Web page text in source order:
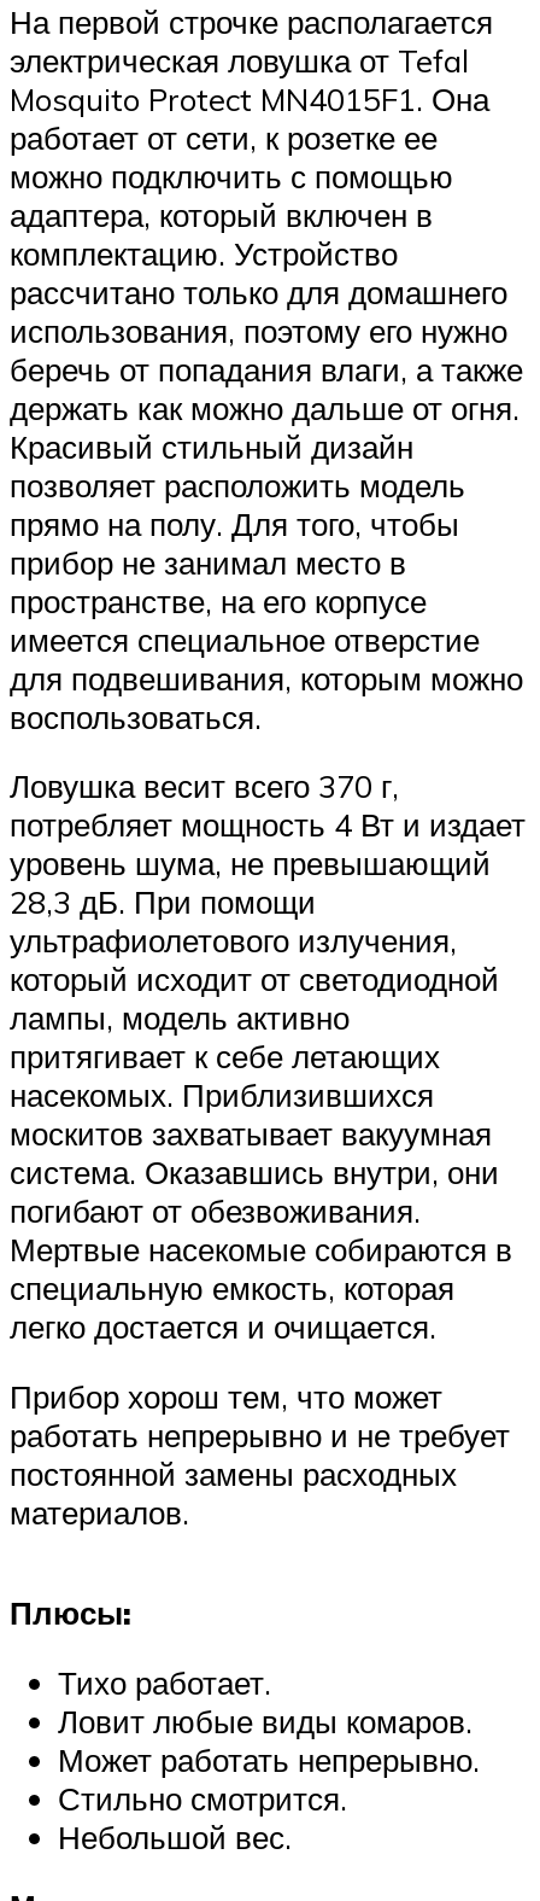
На первой строчке располагается
электрическая ловушка от Tefal
Mosquito Protect MN4015F1. Она
работает от сети, к розетке ее
можно подключить с помощью
адаптера, который включен в
комплектацию. Устройство
рассчитано только для домашнего
использования, поэтому его нужно
беречь от попадания влаги, а также
держать как можно дальше от огня.
Красивый стильный дизайн
позволяет расположить модель
прямо на полу. Для того, чтобы
прибор не занимал место в
пространстве, на его корпусе
имеется специальное отверстие
для подвешивания, которым можно
воспользоваться.
Ловушка весит всего 370 г,
потребляет мощность 4 Вт и издает
уровень шума, не превышающий
28,3 дБ. При помощи
ультрафиолетового излучения,
который исходит от светодиодной
лампы, модель активно
притягивает к себе летающих
насекомых. Приблизившихся
москитов захватывает вакуумная
система. Оказавшись внутри, они
погибают от обезвоживания.
Мертвые насекомые собираются в
специальную емкость, которая
легко достается и очищается.
Прибор хорош тем, что может
работать непрерывно и не требует
постоянной замены расходных
материалов.
Плюсы:
Тихо работает.
Ловит любые виды комаров.
Может работать непрерывно.
Стильно смотрится.
Небольшой вес.